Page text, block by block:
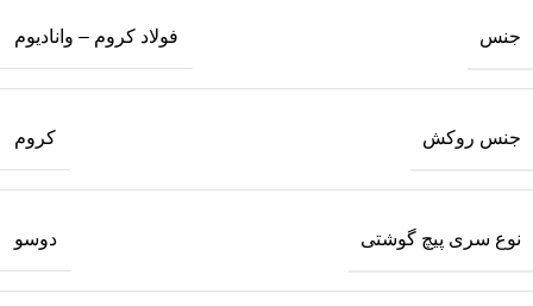
جنس فولاد کروم – وانادیوم
جنس روکش کروم
نوع سری پیچ گوشتی دوسو